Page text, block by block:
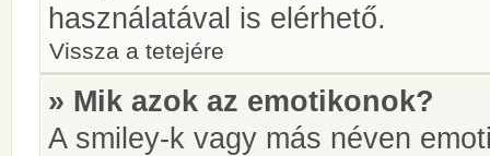
használatával is elérhető.
Vissza a tetejére
» Mik azok az emotikonok?
A smiley-k vagy más néven